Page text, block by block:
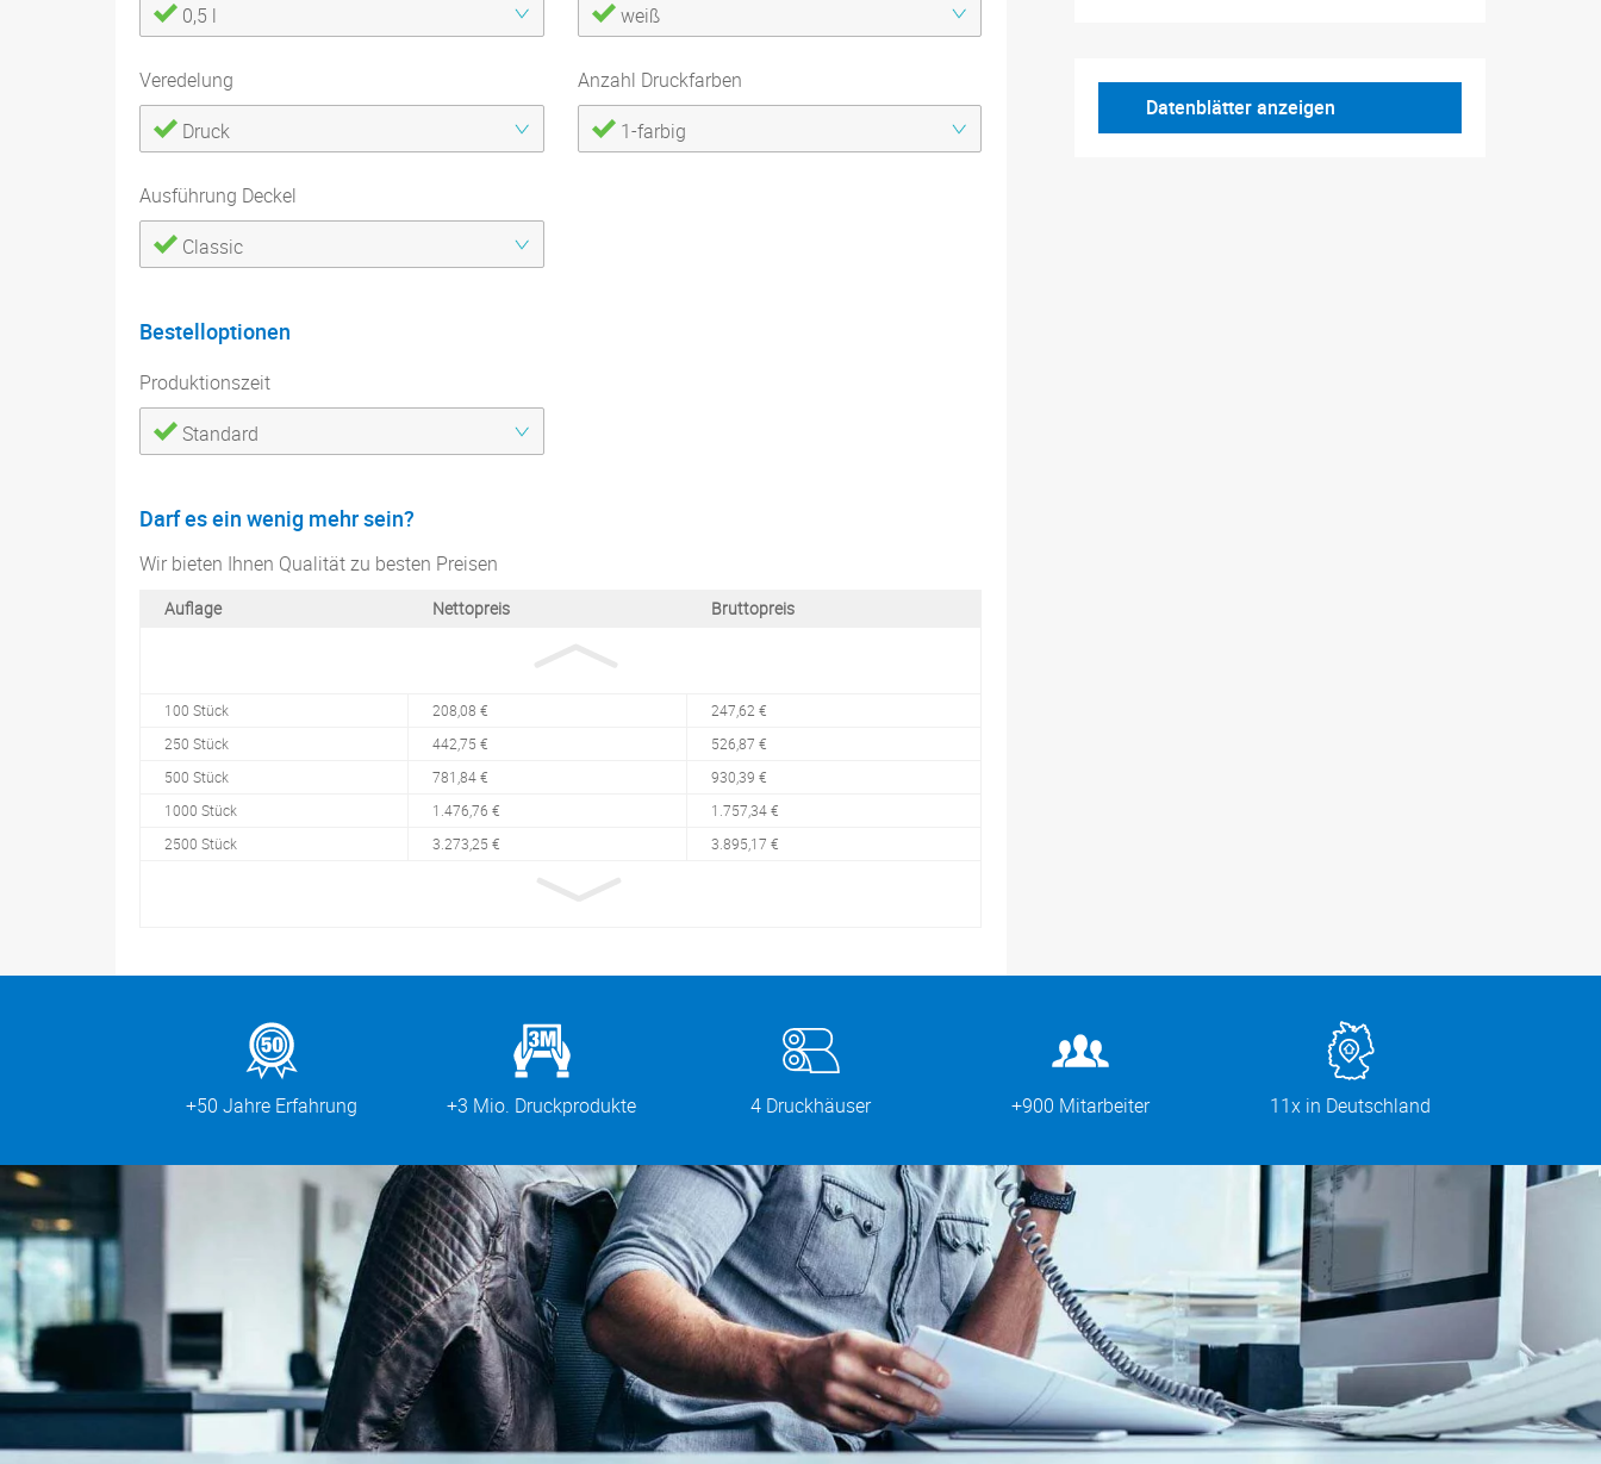
0,5 l
weiß
Veredelung
Druck
Anzahl Druckfarben
1-farbig
Ausführung Deckel
Classic
Bestelloptionen
Produktionszeit
Standard
Darf es ein wenig mehr sein?
Wir bieten Ihnen Qualität zu besten Preisen
Auflage Nettopreis Bruttopreis
100 Stück 208,08 €
247,62 €
250 Stück
442,75 €
526,87 €
500 Stück
781,84 €
930,39 €
1000 Stück
1.476,76 €
1.757,34 €
2500 Stück
3.273,25 € 3.895,17 €
Datenblätter anzeigen
+50 Jahre Erfahrung +3 Mio. Druckprodukte 4 Druckhäuser +900 Mitarbeiter 11x in Deutschland